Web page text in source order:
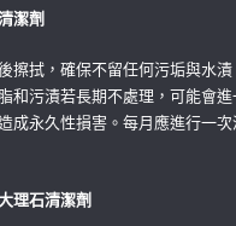
潔劑
擦拭，確保不留任何污垢與水
和污漬若長期不處理，可能會
成永久性損害。每月應進行一
理石清潔劑